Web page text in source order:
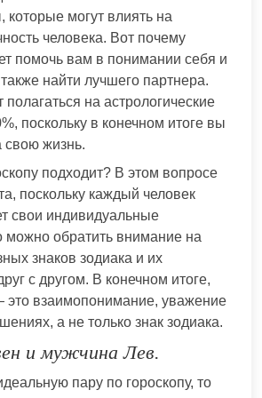
могут влиять на
человека. Вот почему
помочь вам в понимании себя и
найти лучшего партнера.
полагаться на астрологические
поскольку в конечном итоге вы
свою жизнь.
подходит? В этом вопросе
поскольку каждый человек
свои индивидуальные
можно обратить внимание на
знаков зодиака и их
с другом. В конечном итоге,
взаимопонимание, уважение
а не только знак зодиака.
и мужчина Лев.
пару по гороскопу, то